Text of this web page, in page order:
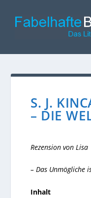
S. J.
– DIE
Rezension von Lisa
– Das Unmögliche
Inhalt